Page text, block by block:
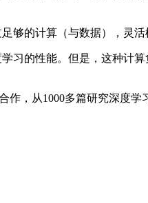
的计算（与数据），灵活
的性能。但是，这种计
，从1000多篇研究深度学